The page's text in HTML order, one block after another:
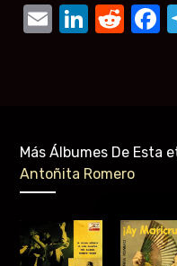
Email
Más Álbumes De Esta
Antoñita Romero